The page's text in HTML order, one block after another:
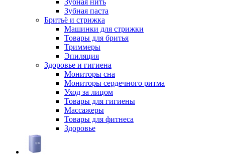
Зубная нить
Зубная паста
Бритьё и стрижка
Машинки для стрижки
Товары для бритья
Триммеры
Эпиляция
Здоровье и гигиена
Мониторы сна
Мониторы сердечного ритма
Уход за лицом
Товары для гигиены
Массажеры
Товары для фитнеса
Здоровье